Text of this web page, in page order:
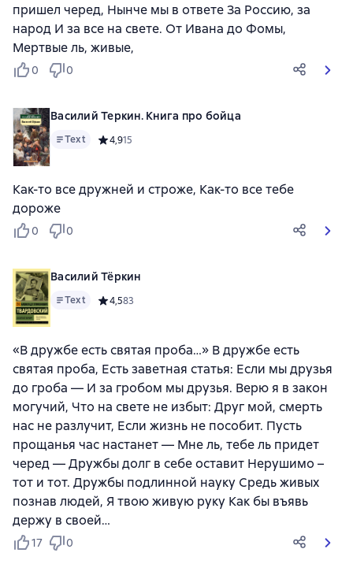
пришел черед, Нынче мы в ответе За Россию, за
народ И за все на свете. От Ивана до Фомы,
Мертвые ль, живые,
0 0
Василий Теркин. Книга про бойца
Text Средний рейтинг 4,9 на основе 15 оценок
4,915
Как-то все дружней и строже, Как-то все тебе
дороже
0 0
Василий Тёркин
Text Средний рейтинг 4,5 на основе 83 оценок
4,583
«В дружбе есть святая проба…» В дружбе есть
святая проба, Есть заветная статья: Если мы друзья
до гроба — И за гробом мы друзья. Верю я в закон
могучий, Что на свете не избыт: Друг мой, смерть
нас не разлучит, Если жизнь не пособит. Пусть
прощанья час настанет — Мне ль, тебе ль придет
черед — Дружбы долг в себе оставит Нерушимо –
тот и тот. Дружбы подлинной науку Средь живых
познав людей, Я твою живую руку Как бы въявь
держу в своей…
17 0